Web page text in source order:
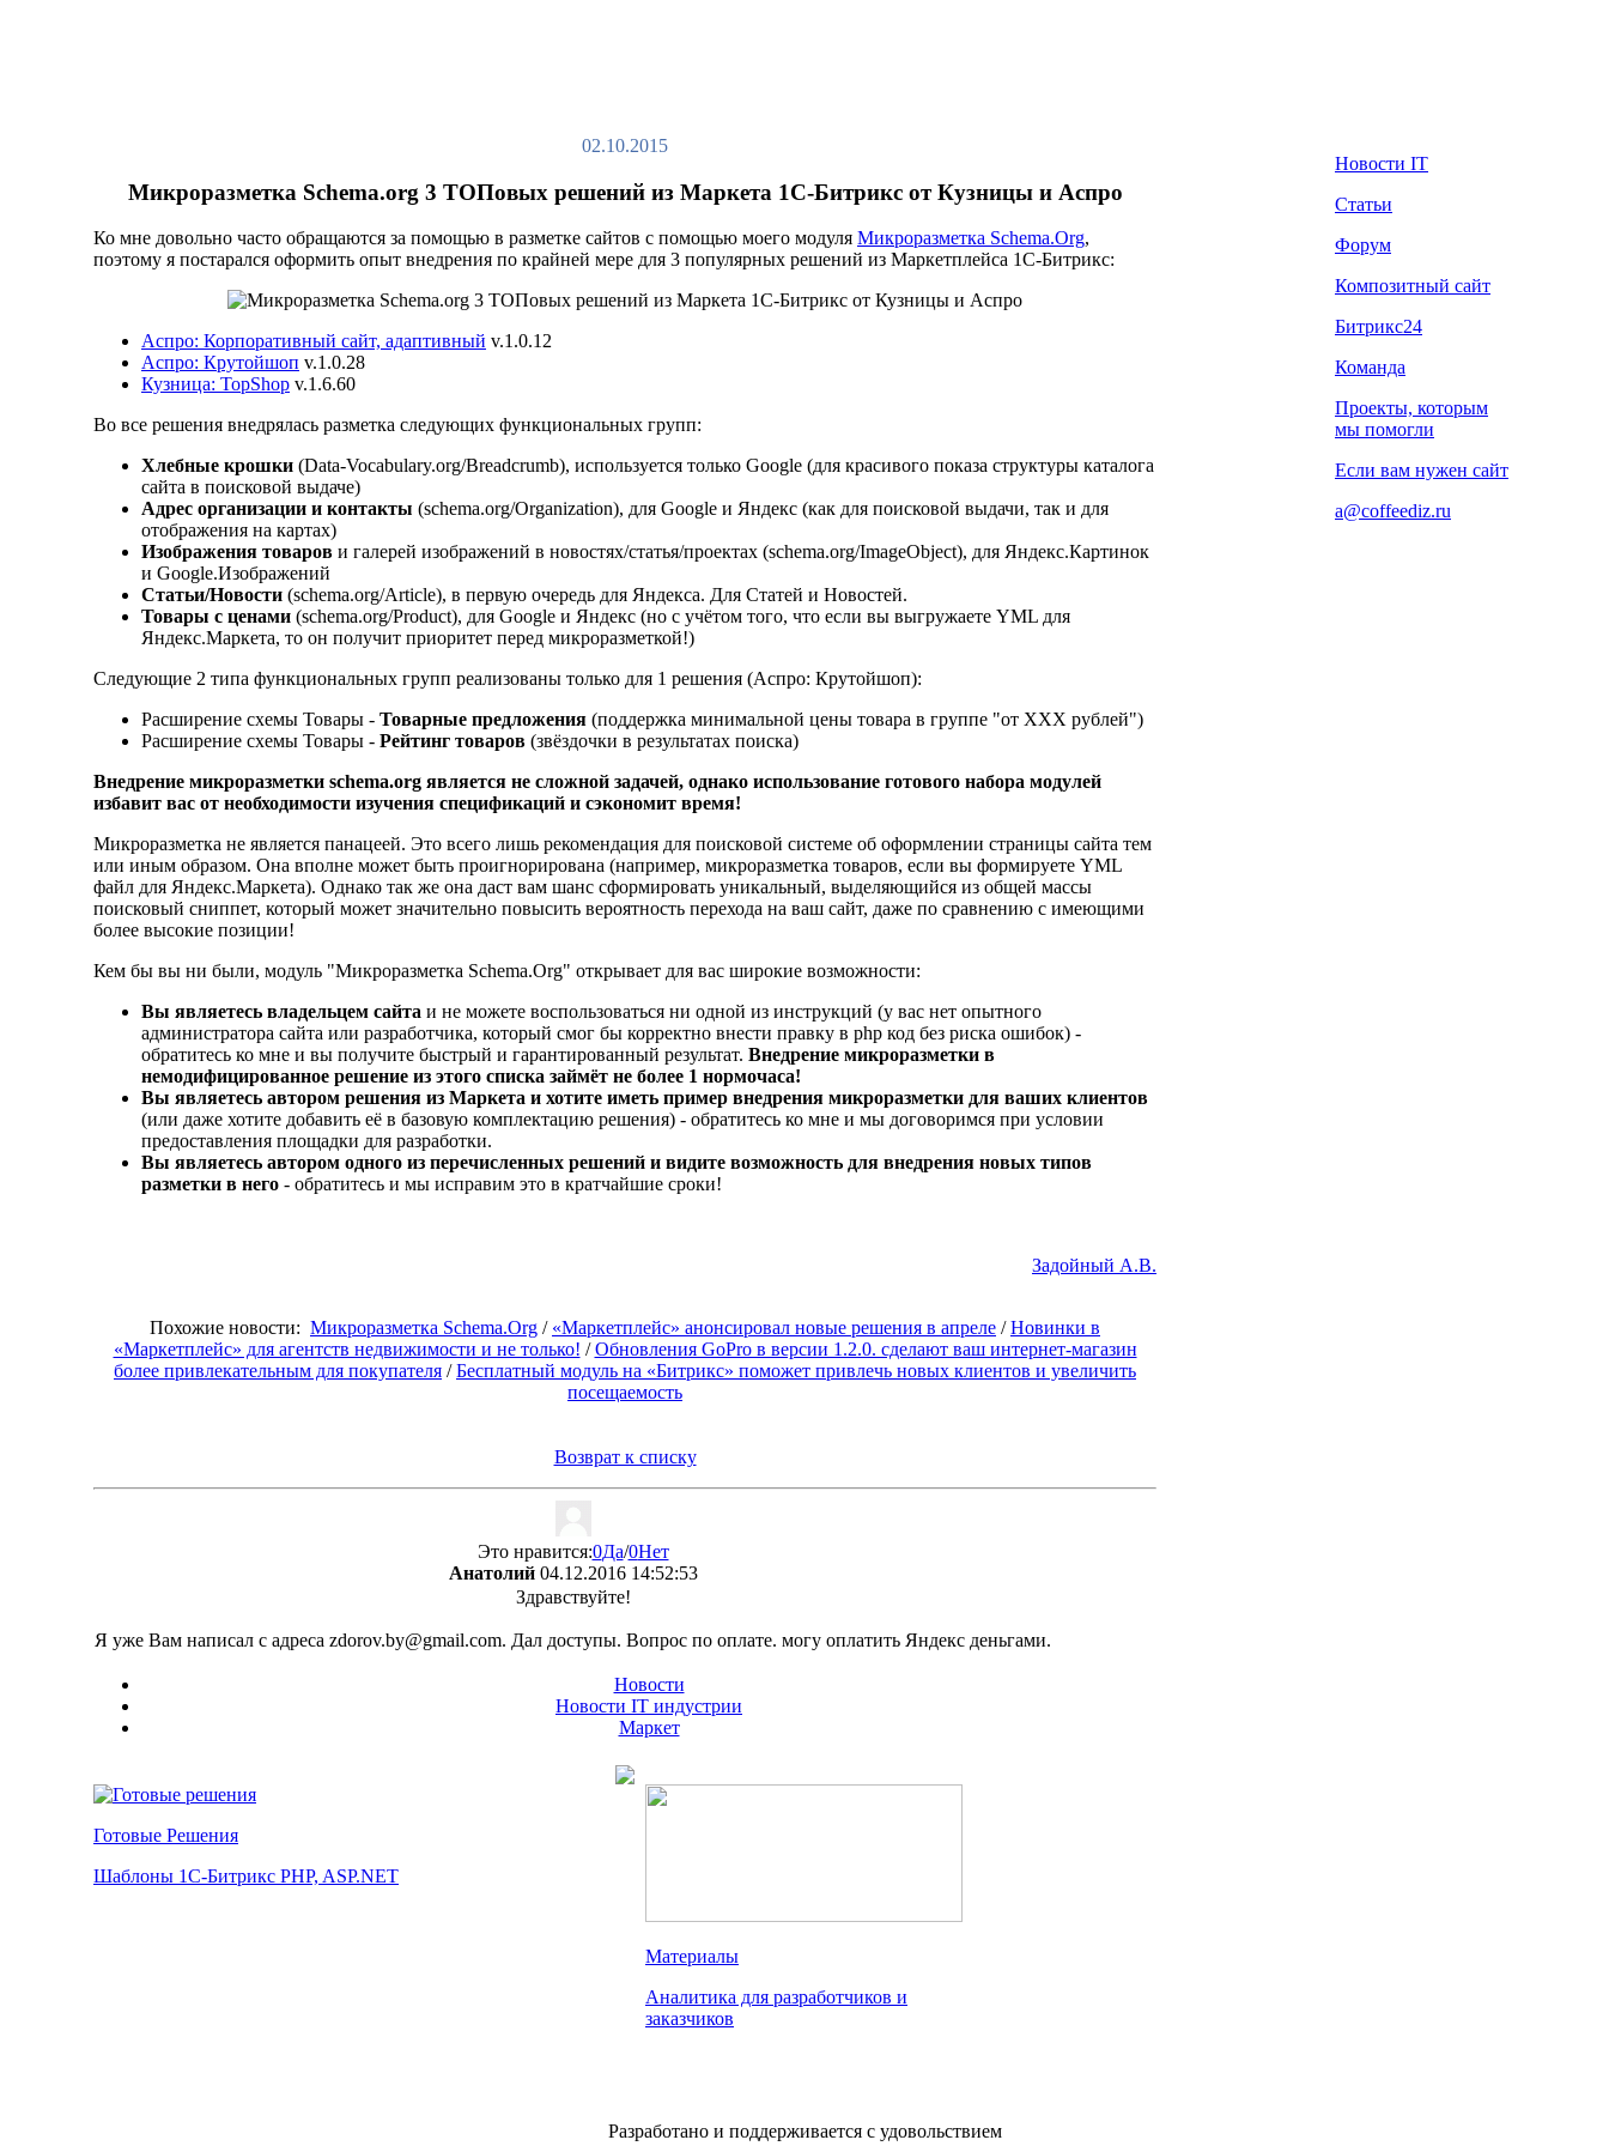
02.10.2015
Микроразметка Schema.org 3 ТОПовых решений из Маркета 1С-Битрикс от Кузницы и Аспро
Ко мне довольно часто обращаются за помощью в разметке сайтов с помощью моего модуля Микроразметка Schema.Org,
поэтому я постарался оформить опыт внедрения по крайней мере для 3 популярных решений из Маркетплейса 1С-Битрикс:
Аспро: Корпоративный сайт, адаптивный v.1.0.12
Аспро: Крутойшоп v.1.0.28
Кузница: TopShop v.1.6.60
Во все решения внедрялась разметка следующих функциональных групп:
Хлебные крошки (Data-Vocabulary.org/Breadcrumb), используется только Google (для красивого показа структуры каталога
сайта в поисковой выдаче)
Адрес организации и контакты (schema.org/Organization), для Google и Яндекс (как для поисковой выдачи, так и для
отображения на картах)
Изображения товаров и галерей изображений в новостях/статья/проектах (schema.org/ImageObject), для Яндекс.Картинок
и Google.Изображений
Статьи/Новости (schema.org/Article), в первую очередь для Яндекса. Для Статей и Новостей.
Товары с ценами (schema.org/Product), для Google и Яндекс (но с учётом того, что если вы выгружаете YML для
Яндекс.Маркета, то он получит приоритет перед микроразметкой!)
Следующие 2 типа функциональных групп реализованы только для 1 решения (Аспро: Крутойшоп):
Расширение схемы Товары - Товарные предложения (поддержка минимальной цены товара в группе "от ХХХ рублей")
Расширение схемы Товары - Рейтинг товаров (звёздочки в результатах поиска)
Внедрение микроразметки schema.org является не сложной задачей, однако использование готового набора модулей
избавит вас от необходимости изучения спецификаций и сэкономит время!
Микроразметка не является панацеей. Это всего лишь рекомендация для поисковой системе об оформлении страницы сайта тем
или иным образом. Она вполне может быть проигнорирована (например, микроразметка товаров, если вы формируете YML
файл для Яндекс.Маркета). Однако так же она даст вам шанс сформировать уникальный, выделяющийся из общей массы
поисковый сниппет, который может значительно повысить вероятность перехода на ваш сайт, даже по сравнению с имеющими
более высокие позиции!
Кем бы вы ни были, модуль "Микроразметка Schema.Org" открывает для вас широкие возможности:
Вы являетесь владельцем сайта и не можете воспользоваться ни одной из инструкций (у вас нет опытного
администратора сайта или разработчика, который смог бы корректно внести правку в php код без риска ошибок) -
обратитесь ко мне и вы получите быстрый и гарантированный результат. Внедрение микроразметки в
немодифицированное решение из этого списка займёт не более 1 нормочаса!
Вы являетесь автором решения из Маркета и хотите иметь пример внедрения микроразметки для ваших клиентов
(или даже хотите добавить её в базовую комплектацию решения) - обратитесь ко мне и мы договоримся при условии
предоставления площадки для разработки.
Вы являетесь автором одного из перечисленных решений и видите возможность для внедрения новых типов
разметки в него - обратитесь и мы исправим это в кратчайшие сроки!
Задойный А.В.
Похожие новости: Микроразметка Schema.Org / «Маркетплейс» анонсировал новые решения в апреле /Новинки в
«Маркетплейс» для агентств недвижимости и не только! /Обновления GoPro в версии 1.2.0. сделают ваш интернет-магазин
более привлекательным для покупателя /Бесплатный модуль на «Битрикс» поможет привлечь новых клиентов и увеличить
посещаемость
Возврат к списку
Это нравится:0Да/0Нет
Анатолий 04.12.2016 14:52:53
Здравствуйте!
Я уже Вам написал с адреса zdorov.by@gmail.com. Дал доступы. Вопрос по оплате. могу оплатить Яндекс деньгами.
Новости
Новости IT индустрии
Маркет
Новости IT
Статьи
Форум
Композитный сайт
Битрикс24
Команда
Проекты, которым
мы помогли
Если вам нужен сайт
a@coffeediz.ru
Готовые Решения
Шаблоны 1С-Битрикс PHP, ASP.NET
Материалы
Аналитика для разработчиков и
заказчиков
Разработано и поддерживается с удовольствием